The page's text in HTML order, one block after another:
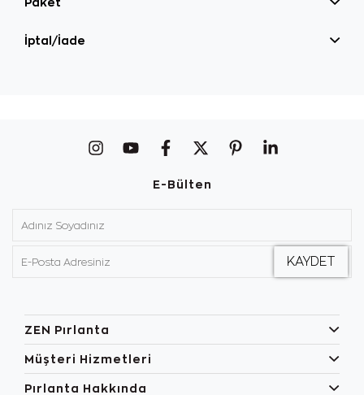
İptal/İade
E-Bülten
ZEN Pırlanta
Müşteri Hizmetleri
Pırlanta Hakkında